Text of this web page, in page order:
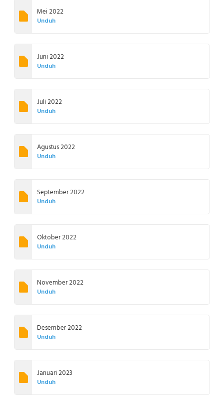
Mei 2022
Unduh
Juni 2022
Unduh
Juli 2022
Unduh
Agustus 2022
Unduh
September 2022
Unduh
Oktober 2022
Unduh
November 2022
Unduh
Desember 2022
Unduh
Januari 2023
Unduh